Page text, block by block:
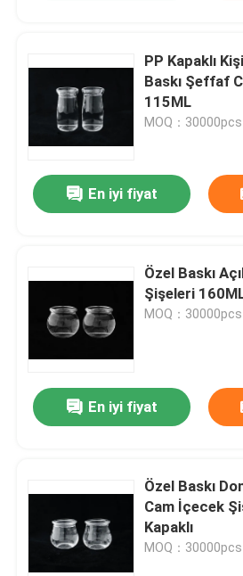
PP Kapaklı
Baskı Şeffaf
115ML
MOQ：30000pcs
En iyi fiyat
Özel Baskı
Şişeleri
MOQ：30000pcs
En iyi fiyat
Özel Baskı
Cam İçecek
Kapaklı
MOQ：30000pcs